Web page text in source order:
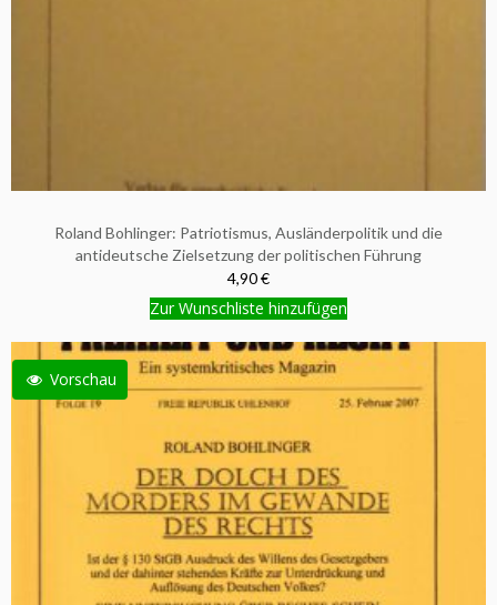
Roland Bohlinger: Patriotismus, Ausländerpolitik und die
antideutsche Zielsetzung der politischen Führung
4,90 €
Zur Wunschliste hinzufügen
Vorschau